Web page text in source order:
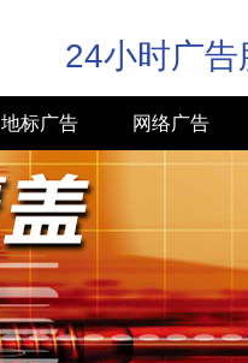
24小时广告
地标广告 网络广告